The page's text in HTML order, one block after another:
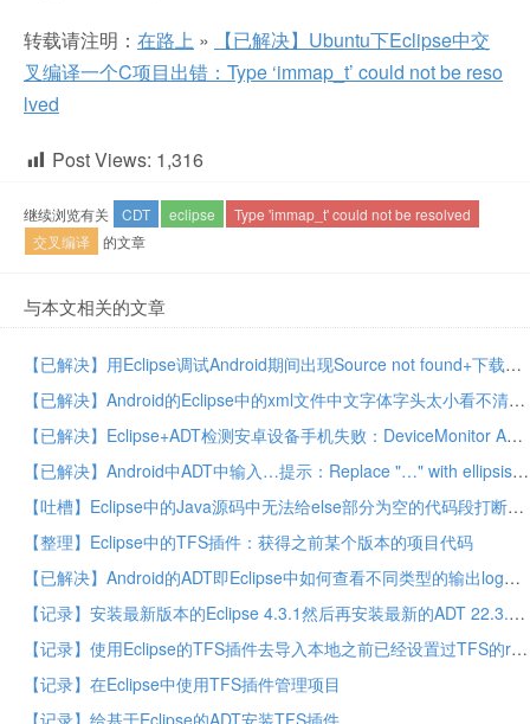
转载请注明： 在路上 »
【已解决】Ubuntu下Eclipse中交
叉编译一个C项目出错：Type ‘immap_t’ could not be reso
lved
Post Views: 1,316
继续浏览有关 CDT eclipse
Type 'immap_t' could not be resolved
交叉编译
的文章
与本文相关的文章
【已解决】用Eclipse调试Android期间出现Source not found+下载android-19的Android源码
【已解决】Android的Eclipse中的xml文件中文字体字头太小看不清
【已解决】Eclipse+ADT检测安卓设备手机失败：DeviceMonitor Adb connection Error远程主机强迫关闭了一个现有的连接
【已解决】Android中ADT中输入…提示：Replace "…" with ellipsis character (…, &&;#8230;) ?
【吐槽】Eclipse中的Java源码中无法给else部分为空的代码段打断点
【整理】Eclipse中的TFS插件：获得之前某个版本的项目代码
【已解决】Android的ADT即Eclipse中如何查看不同类型的输出log信息
【记录】安装最新版本的Eclipse 4.3.1然后再安装最新的ADT 22.3.0
【记录】使用Eclipse的TFS插件去导入本地之前已经设置过TFS的root路径的但是属于TFS在线的android项目
【记录】在Eclipse中使用TFS插件管理项目